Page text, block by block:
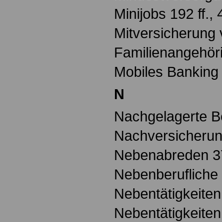
Minijobs 192 ff.,
Mitversicherung
Mobiles Banking
N
Nachgelagerte
Nebenabreden